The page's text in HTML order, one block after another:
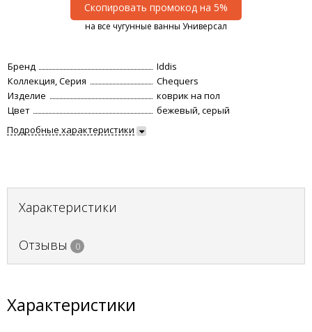
Скопировать промокод на 5%
на все чугунные ванны Универсал
Бренд
Iddis
Коллекция, Серия
Chequers
Изделие
коврик на пол
Цвет
бежевый, серый
Подробные характеристики
Характеристики
Отзывы 0
Характеристики